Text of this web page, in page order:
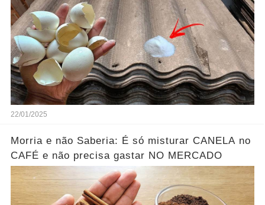
22/01/2025
Morria e não Saberia: É só misturar CANELA no
CAFÉ e não precisa gastar NO MERCADO